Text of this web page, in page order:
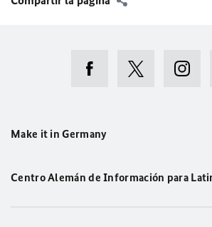
Make it in Germany
Centro Alemán de Información para